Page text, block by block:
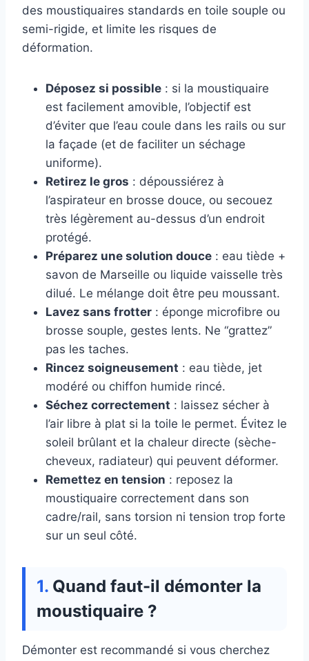
des moustiquaires standards en toile souple ou
semi-rigide, et limite les risques de
déformation.
Déposez si possible : si la moustiquaire
est facilement amovible, l’objectif est
d’éviter que l’eau coule dans les rails ou sur
la façade (et de faciliter un séchage
uniforme).
Retirez le gros : dépoussiérez à
l’aspirateur en brosse douce, ou secouez
très légèrement au-dessus d’un endroit
protégé.
Préparez une solution douce : eau tiède +
savon de Marseille ou liquide vaisselle très
dilué. Le mélange doit être peu moussant.
Lavez sans frotter : éponge microfibre ou
brosse souple, gestes lents. Ne “grattez”
pas les taches.
Rincez soigneusement : eau tiède, jet
modéré ou chiffon humide rincé.
Séchez correctement : laissez sécher à
l’air libre à plat si la toile le permet. Évitez le
soleil brûlant et la chaleur directe (sèche-
cheveux, radiateur) qui peuvent déformer.
Remettez en tension : reposez la
moustiquaire correctement dans son
cadre/rail, sans torsion ni tension trop forte
sur un seul côté.
Quand faut-il démonter la
moustiquaire ?
Démonter est recommandé si vous cherchez